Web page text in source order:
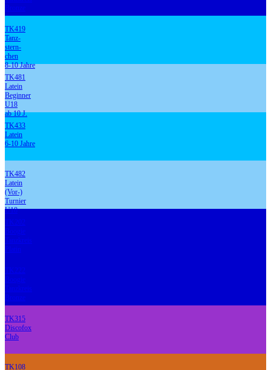
Bronze
TK419
Tanz-
stern-
chen
8-10 Jahre
TK481
Latein
Beginner
U18
ab 10 J.
TK433
Latein
6-10 Jahre
TK482
Latein
(Vor-)
Turnier
U18
TK202
Boogie
Tanzkreis
Platin
TK222
Boogie
Tanzkreis
Bronze
TK315
Discofox
Club
TK108